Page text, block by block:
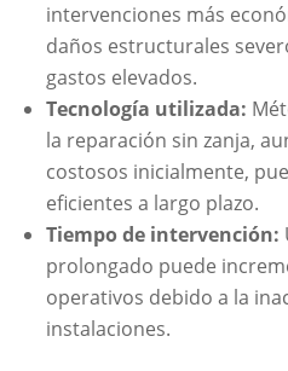
intervenciones más
daños estructurales
gastos elevados.
Tecnología utilizada:
la reparación sin zanja,
costosos inicialmente,
eficientes a largo plazo.
Tiempo de intervención:
prolongado puede
operativos debido a la
instalaciones.